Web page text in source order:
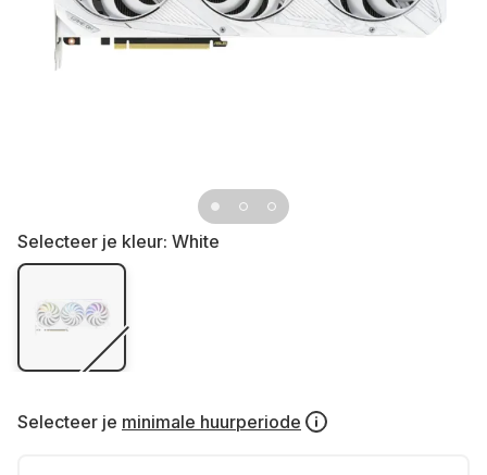
Selecteer je kleur: White
Selecteer je minimale huurperiode